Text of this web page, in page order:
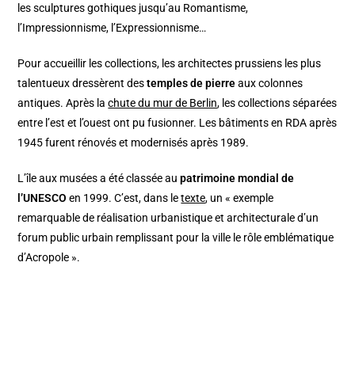
les sculptures gothiques jusqu’au Romantisme,
l’Impressionnisme, l’Expressionnisme…
Pour accueillir les collections, les architectes prussiens les plus
talentueux dressèrent destemples de pierreaux colonnes
antiques. Après lachute du mur de Berlin, les collections séparées
entre l’est et l’ouest ont pu fusionner. Les bâtiments en RDA après
1945 furent rénovés et modernisés après 1989.
L’île aux musées a été classée aupatrimoine mondial de
l’UNESCO en 1999. C’est, dans letexte, un « exemple
remarquable de réalisation urbanistique et architecturale d’un
forum public urbain remplissant pour la ville le rôle emblématique
d’Acropole ».